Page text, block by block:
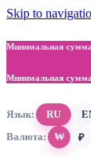
Skip to
Минимальная
Минимальная
Язык: RU
Валюта:
₩ ₽